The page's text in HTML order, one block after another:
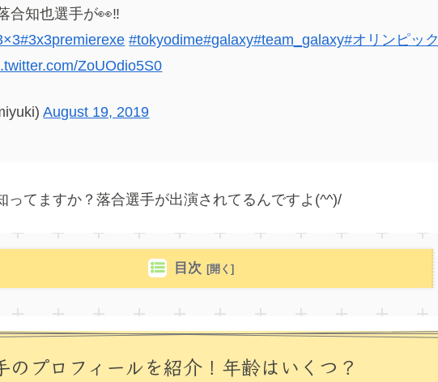
合知也選手が👀‼️
#3x3premierexe #tokyodime#galaxy#team_galaxy#オリンピック
ZoUOdio5S0
August 19, 2019
ってますか？落合選手が出演されてるんですよ(^^)/
目次
のプロフィールを紹介！年齢はいくつ？